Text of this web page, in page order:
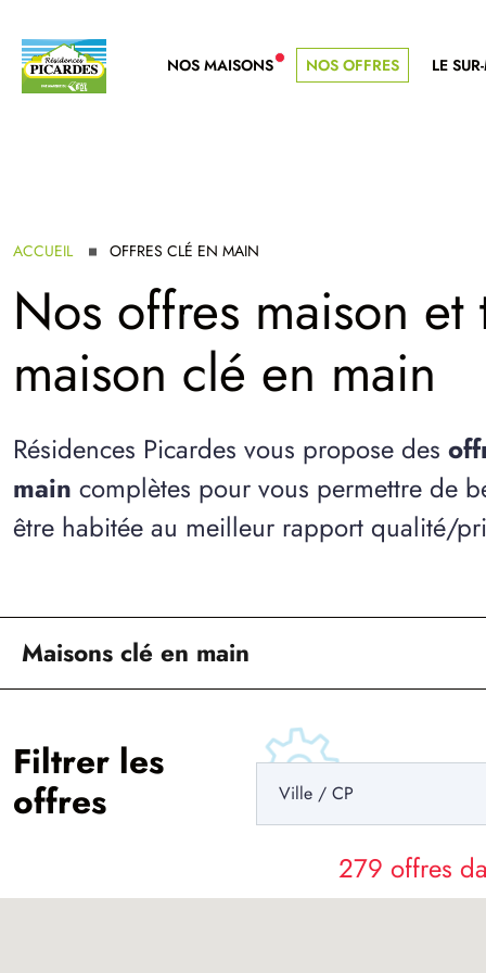
NOS MAISONS NOUVELLE GAMME
NOS OFFRES LE
ACCUEIL OFFRES CLÉ EN MAIN
Nos offres maison
maison clé en main
Résidences Picardes vous propose des
main complètes pour vous permettre de
être habitée au meilleur rapport qualité/
Maisons clé en main
Filtrer les
offres
279 offres